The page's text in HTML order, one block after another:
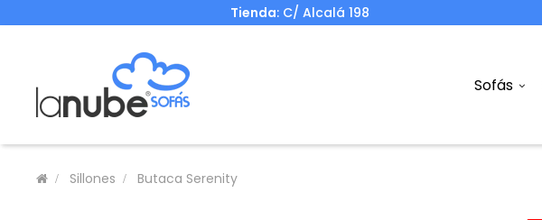
Tienda: C/ Alcalá 198
Sofás
Sillones Butaca Serenity